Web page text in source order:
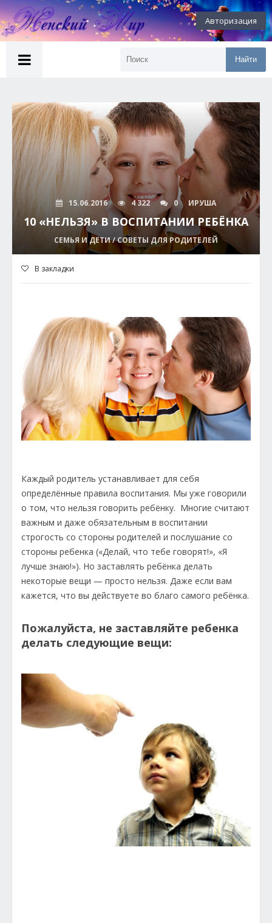
Авторизация
Найти
15.06.2016 4 322 0 ИРУША
10 «НЕЛЬЗЯ» В ВОСПИТАНИИ РЕБЁНКА
СЕМЬЯ И ДЕТИ / СОВЕТЫ ДЛЯ РОДИТЕЛЕЙ
В закладки
Каждый родитель устанавливает для себя
определённые правила воспитания. Мы уже говорили
о том, что нельзя говорить ребёнку. Многие считают
важным и даже обязательным в воспитании
строгость со стороны родителей и послушание со
стороны ребенка («Делай, что тебе говорят!», «Я
лучше знаю!»). Но заставлять ребёнка делать
некоторые вещи — просто нельзя. Даже если вам
кажется, что вы действуете во благо самого ребёнка.
Пожалуйста, не заставляйте ребенка
делать следующие вещи: